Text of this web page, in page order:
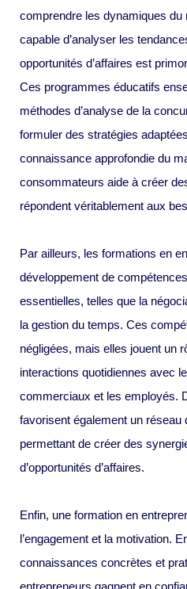
comprendre les dynamiques du
capable d’analyser les
opportunités d’affaires est
Ces programmes éducatifs
méthodes d’analyse de la
formuler des stratégies
connaissance approfondie du
consommateurs aide à créer
répondent véritablement aux
Par ailleurs, les formations en
développement de
essentielles, telles que la
la gestion du temps. Ces
négligées, mais elles jouent un
interactions quotidiennes avec
commerciaux et les employés.
favorisent également un réseau
permettant de créer des
d’opportunités d’affaires.
Enfin, une formation en
l’engagement et la motivation.
connaissances concrètes et
entrepreneurs gagnent en